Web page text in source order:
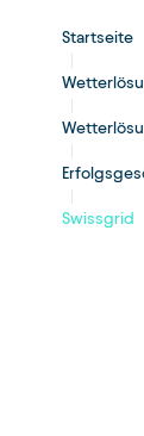
Startseite
Swissgrid